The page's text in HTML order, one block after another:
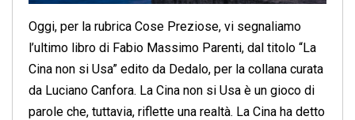
Oggi, per la rubrica Cose Preziose, vi segnaliamo
l’ultimo libro di Fabio Massimo Parenti, dal titolo “La
Cina non si Usa” edito da Dedalo, per la collana curata
da Luciano Canfora. La Cina non si Usa è un gioco di
parole che, tuttavia, riflette una realtà. La Cina ha detto